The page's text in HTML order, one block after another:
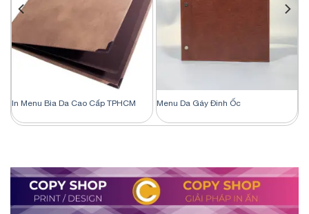
In Menu Bìa Da Cao Cấp TPHCM Menu Da Gáy Đinh Ốc